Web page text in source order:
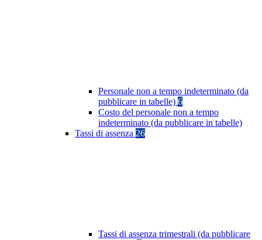
Personale non a tempo indeterminato (da
pubblicare in tabelle) 6
Costo del personale non a tempo
indeterminato (da pubblicare in tabelle)
Tassi di assenza 26
Tassi di assenza trimestrali (da pubblicare